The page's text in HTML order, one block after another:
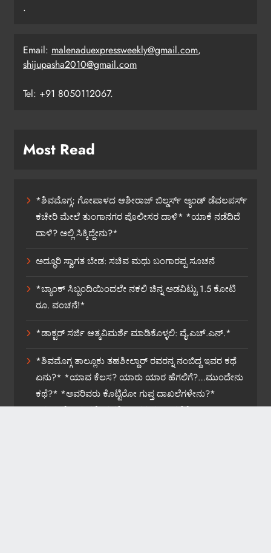
.
Email: malenaduexpressweekly@gmail.com,
shijupasha2010@gmail.com
Tel: +91 8050112067.
Most Read
*ಶಿವಮೊಗ್ಗ; ಗೋಪಾಳದ ಆಶೀರಾಜ್ ಬಿಲ್ಡರ್ಸ್ ಅ್ಯಂಡ್ ಡೆವಲಪರ್ಸ್
ಕಚೇರಿ ಮೇಲೆ ತುಂಗಾನಗರ ಪೊಲೀಸರ ದಾಳಿ* *ಯಾಕೆ ನಡೆದಿದೆ
ದಾಳಿ? ಅಲ್ಲಿ ಸಿಕ್ಕಿದ್ದೇನು?*
ಅದ್ಧೂರಿ ಸ್ವಾಗತ ಬೇಡ: ಸಚಿವ ಮಧು ಬಂಗಾರಪ್ಪ ಸೂಚನೆ
*ಬ್ಯಾಂಕ್ ಸಿಬ್ಬಂದಿಯಿಂದಲೇ ನಕಲಿ ಚಿನ್ನ ಅಡವಿಟ್ಟು 1.5 ಕೋಟಿ
ರೂ. ವಂಚನೆ!*
*ಡಾಕ್ಟರ್ ಸರ್ಜಿ ಆತ್ಮವಿಮರ್ಶೆ ಮಾಡಿಕೊಳ್ಳಲಿ: ವೈ.ಎಚ್.ಎನ್.*
*ಶಿವಮೊಗ್ಗ ತಾಲ್ಲೂಕು ತಹಶೀಲ್ದಾರ್ ರವರನ್ನ ನಂಬಿದ್ದ ಇವರ ಕಥೆ
ಏನು?* *ಯಾವ ಕೆಲಸ? ಯಾರು ಯಾರ ಹೆಗಲಿಗೆ?…ಮುಂದೇನು
ಕಥೆ?* *ಅವರಿವರು ಕೊಟ್ಟಿರೋ ಗುಪ್ತ ದಾಖಲೆಗಳೇನು?*
*ಸುಮ್ಮನೆ ಬಿಡುವರೇ ತಹಶೀಲ್ದಾರರ ವರ್ಗಾವಣೆಗೆ?*